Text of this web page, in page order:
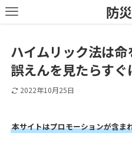
防
ハイムリック法は命
誤えんを見たらすぐ
2022年10月25日
本サイトはプロモーションが含ま